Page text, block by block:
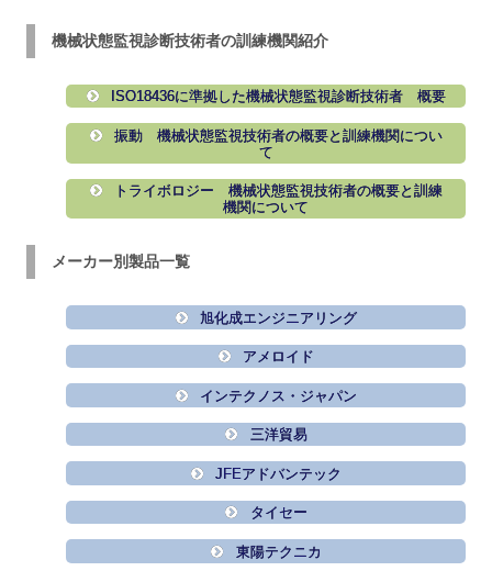
機械状態監視診断技術者の訓練機関紹介
ISO18436に準拠した機械状態監視診断技術者 概要
振動 機械状態監視技術者の概要と訓練機関につい
て
トライボロジー 機械状態監視技術者の概要と訓練
機関について
メーカー別製品一覧
旭化成エンジニアリング
アメロイド
インテクノス・ジャパン
三洋貿易
JFEアドバンテック
タイセー
東陽テクニカ